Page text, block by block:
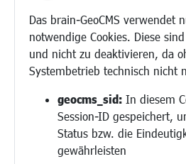
Das brain-GeoCMS verwendet
notwendige Cookies. Diese
und nicht zu deaktivieren, da
Systembetrieb technisch nicht
geocms_sid: In diesem
Session-ID gespeichert,
Status bzw. die
gewährleisten
Demokratie leben
Ukrainehilfe
Hilfe für Geflüchtete
Religion
Bauen/Umwelt/Mobilität
Bebauungsplanung